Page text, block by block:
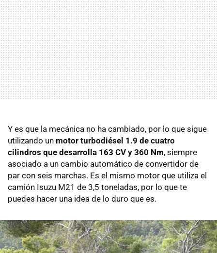
Y es que la mecánica no ha cambiado, por lo que sigue
utilizando un motor turbodiésel 1.9 de cuatro
cilindros que desarrolla 163 CV y 360 Nm, siempre
asociado a un cambio automático de convertidor de
par con seis marchas. Es el mismo motor que utiliza el
camión Isuzu M21 de 3,5 toneladas, por lo que te
puedes hacer una idea de lo duro que es.